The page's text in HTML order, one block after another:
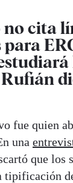
cita
fue quien
una
que los
tipificación